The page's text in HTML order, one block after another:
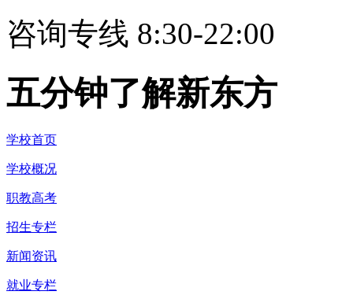
咨询专线 8:30-22:00
五分钟了解新东方
学校首页
学校概况
职教高考
招生专栏
新闻资讯
就业专栏